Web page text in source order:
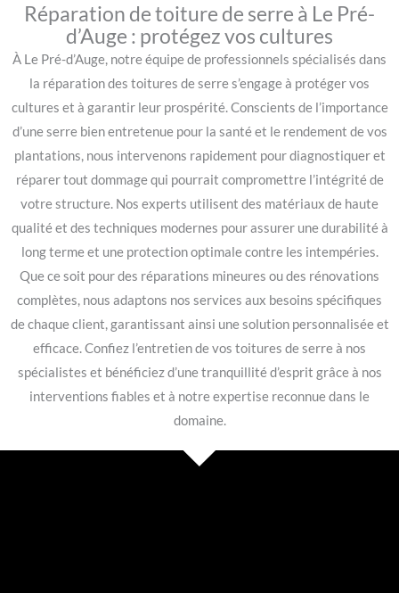
Réparation de toiture de serre à Le Pré-
d’Auge : protégez vos cultures
À Le Pré-d’Auge, notre équipe de professionnels spécialisés dans
la réparation des toitures de serre s’engage à protéger vos
cultures et à garantir leur prospérité. Conscients de l’importance
d’une serre bien entretenue pour la santé et le rendement de vos
plantations, nous intervenons rapidement pour diagnostiquer et
réparer tout dommage qui pourrait compromettre l’intégrité de
votre structure. Nos experts utilisent des matériaux de haute
qualité et des techniques modernes pour assurer une durabilité à
long terme et une protection optimale contre les intempéries.
Que ce soit pour des réparations mineures ou des rénovations
complètes, nous adaptons nos services aux besoins spécifiques
de chaque client, garantissant ainsi une solution personnalisée et
efficace. Confiez l’entretien de vos toitures de serre à nos
spécialistes et bénéficiez d’une tranquillité d’esprit grâce à nos
interventions fiables et à notre expertise reconnue dans le
domaine.